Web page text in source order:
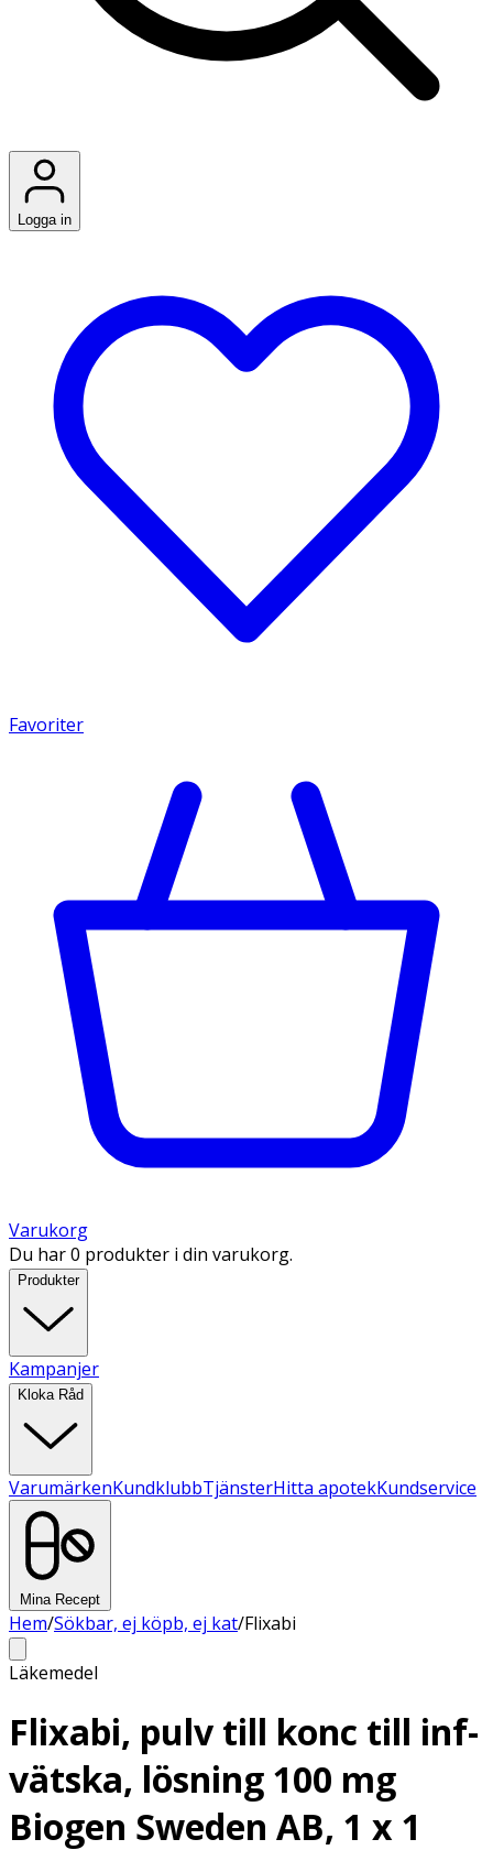
Logga in
Favoriter
Varukorg
Du har 0 produkter i din varukorg.
Produkter
Kampanjer
Kloka Råd
VarumärkenKundklubbTjänsterHitta apotekKundservice
Mina Recept
Hem/Sökbar, ej köpb, ej kat/Flixabi
Läkemedel
Flixabi, pulv till konc till inf-
vätska, lösning 100 mg
Biogen Sweden AB, 1 x 1